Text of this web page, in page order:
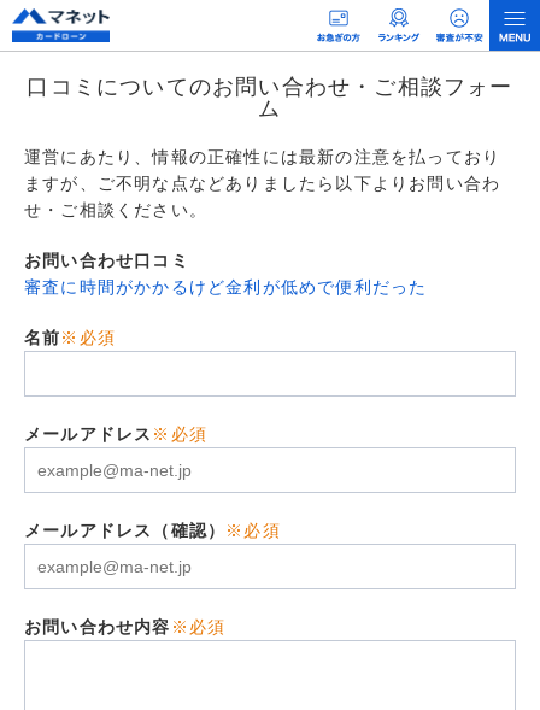
口コミについてのお問い合わせ・ご相談フォー
ム
運営にあたり、情報の正確性には最新の注意を払っており
ますが、ご不明な点などありましたら以下よりお問い合わ
せ・ご相談ください。
お問い合わせ口コミ
審査に時間がかかるけど金利が低めで便利だった
名前※必須
メールアドレス ※必須
メールアドレス（確認） ※必須
お問い合わせ内容 ※必須